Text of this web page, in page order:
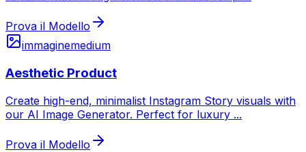
Prova il Modello
immaginemedium
Aesthetic Product
Create high-end, minimalist Instagram Story visuals with
our AI Image Generator. Perfect for luxury ...
Prova il Modello